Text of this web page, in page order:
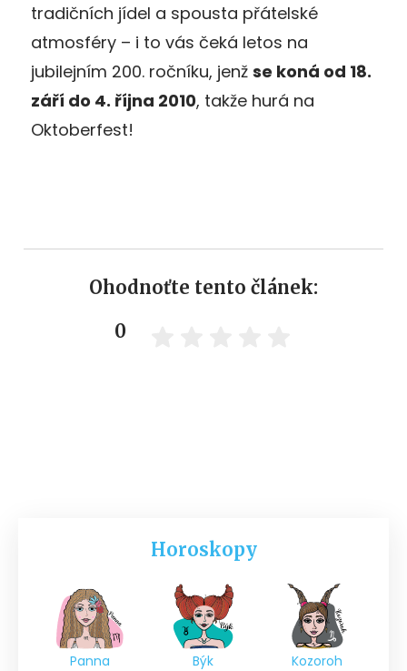
tradičních jídel a spousta přátelské
atmosféry – i to vás čeká letos na
jubilejním 200. ročníku, jenž se koná od 18.
září do 4. října 2010, takže hurá na
Oktoberfest!
Ohodnoťte tento článek:
0
Horoskopy
Panna Býk Kozoroh